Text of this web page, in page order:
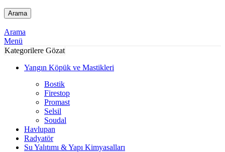
Arama
Arama
Menü
Kategorilere Gözat
Yangın Köpük ve Mastikleri
Bostik
Firestop
Promast
Selsil
Soudal
Havlupan
Radyatör
Su Yalıtımı & Yapı Kimyasalları